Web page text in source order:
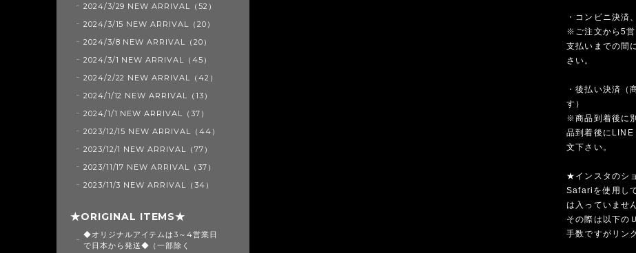
・コンビニ決済
※ご注文から5営
支払いまでの間
さい。
・後払い決済（
す）
※商品到着後に
品到着後にLINE
文下さい。
★インスタのシ
Safariを使用し
は入っていませ
その際は以下の
手数ですがリン
2024/3/29 NEW ARRIVAL（52）
2024/3/15 NEW ARRIVAL（20）
2024/3/8 NEW ARRIVAL（20）
2024/3/1 NEW ARRIVAL（45）
2024/2/22 NEW ARRIVAL（42）
2024/1/12 NEW ARRIVAL（13）
2024/1/1 NEW ARRIVAL（37）
2023/12/15 NEW ARRIVAL（44）
2023/12/1 NEW ARRIVAL（77）
2023/11/17 NEW ARRIVAL（37）
2023/11/3 NEW ARRIVAL（34）
★ORIGINAL ITEMS★
◆オリジナルアイテムは3～4営業日
で日本から発送◆（一部除く